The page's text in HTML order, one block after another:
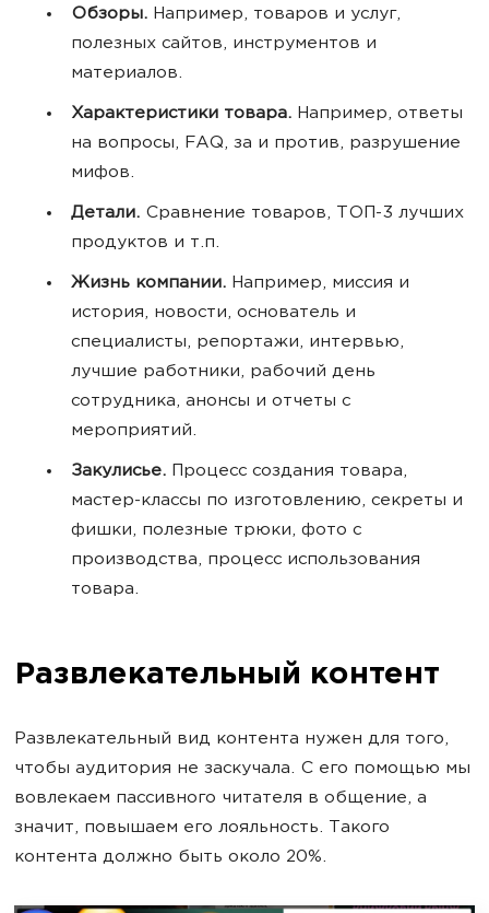
Обзоры. Например, товаров и услуг,
полезных сайтов, инструментов и
материалов.
Характеристики товара. Например, ответы
на вопросы, FAQ, за и против, разрушение
мифов.
Детали. Сравнение товаров, ТОП-3 лучших
продуктов и т.п.
Жизнь компании. Например, миссия и
история, новости, основатель и
специалисты, репортажи, интервью,
лучшие работники, рабочий день
сотрудника, анонсы и отчеты с
мероприятий.
Закулисье. Процесс создания товара,
мастер-классы по изготовлению, секреты и
фишки, полезные трюки, фото с
производства, процесс использования
товара.
Развлекательный контент
Развлекательный вид контента нужен для того,
чтобы аудитория не заскучала. С его помощью мы
вовлекаем пассивного читателя в общение, а
значит, повышаем его лояльность. Такого
контента должно быть около 20%.